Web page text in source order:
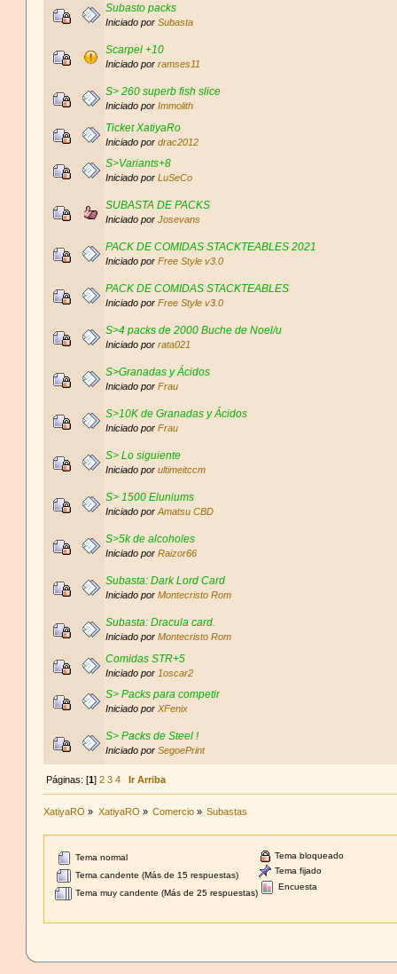
Subasto packs
Iniciado porSubasta
Scarpel +10
Iniciado porramses11
S> 260 superb fish slice
Iniciado porImmolith
Ticket XatiyaRo
Iniciado pordrac2012
S>Variants+8
Iniciado porLuSeCo
SUBASTA DE PACKS
Iniciado porJosevans
PACK DE COMIDAS STACKTEABLES 2021
Iniciado porFree Style v3.0
PACK DE COMIDAS STACKTEABLES
Iniciado porFree Style v3.0
S>4 packs de 2000 Buche de Noel/u
Iniciado porrata021
S>Granadas y Ácidos
Iniciado porFrau
S>10K de Granadas y Ácidos
Iniciado porFrau
S> Lo siguiente
Iniciado porultimeitccm
S> 1500 Eluniums
Iniciado porAmatsu CBD
S>5k de alcoholes
Iniciado porRaizor66
Subasta: Dark Lord Card
Iniciado porMontecristo Rom
Subasta: Dracula card.
Iniciado porMontecristo Rom
Comidas STR+5
Iniciado por 1oscar2
S> Packs para competir
Iniciado por XFenix
S> Packs de Steel !
Iniciado porSegoePrint
Páginas: [1] 2 3 4 Ir Arriba
XatiyaRO » XatiyaRO » Comercio » Subastas
Tema normal
Tema candente (Más de 15 respuestas)
Tema muy candente (Más de 25 respuestas)
Tema bloqueado
Tema fijado
Encuesta